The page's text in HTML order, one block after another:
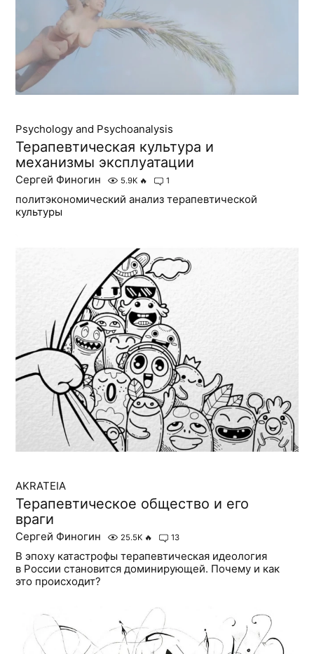
Psychology and Psychoanalysis
Терапевтическая культура и
механизмы эксплуатации
Сергей Финогин 5.9K 🔥 1
политэкономический анализ терапевтической
культуры
AKRATEIA
Терапевтическое общество и его
враги
Сергей Финогин 25.5K 🔥 13
В эпоху катастрофы терапевтическая идеология
в России становится доминирующей. Почему и как
это происходит?